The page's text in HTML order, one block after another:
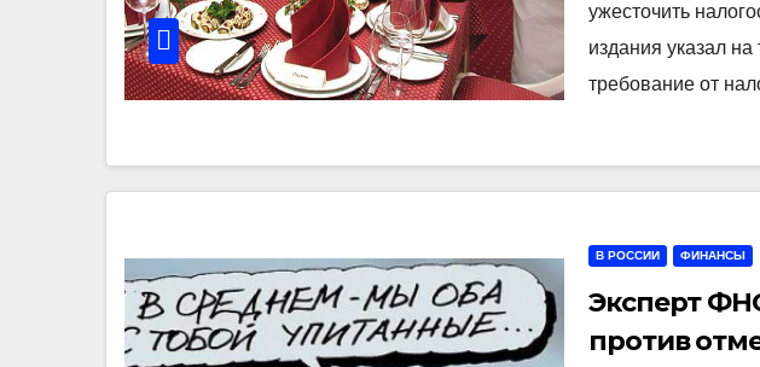
ужесточить
издания указал
требование от
В РОССИИ ФИНАНСЫ
Эксперт
против